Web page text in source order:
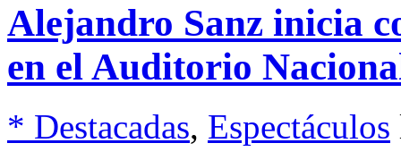
Alejandro Sanz inicia
en el Auditorio
* Destacadas, Espectáculos